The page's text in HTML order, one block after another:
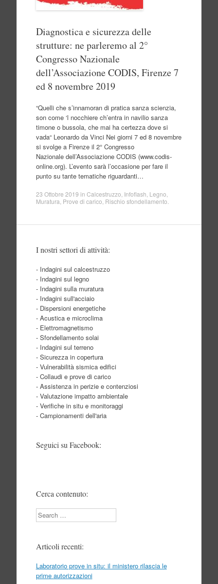
Diagnostica e sicurezza delle
strutture: ne parleremo al 2°
Congresso Nazionale
dell’Associazione CODIS, Firenze 7
ed 8 novembre 2019
“Quelli che s’innamoran di pratica sanza scienzia,
son come ‘l nocchiere ch’entra in navilio sanza
timone o bussola, che mai ha certezza dove si
vada“ Leonardo da Vinci Nei giorni 7 ed 8 novembre
si svolge a Firenze il 2° Congresso
Nazionale dell’Associazione CODIS (www.codis-
online.org). L’evento sarà l’occasione per fare il
punto su tante tematiche riguardanti…
23 Ottobre 2019 in Calcestruzzo Infoflash Legno
Muratura Prove di carico Rischio sfondellamento
I nostri settori di attività:
- Indagini sul calcestruzzo
- Indagini sul legno
- Indagini sulla muratura
- Indagini sull'acciaio
- Dispersioni energetiche
- Acustica e microclima
- Elettromagnetismo
- Sfondellamento solai
- Indagini sul terreno
- Sicurezza in copertura
- Vulnerabilità sismica edifici
- Collaudi e prove di carico
- Assistenza in perizie e contenziosi
- Valutazione impatto ambientale
- Verifiche in situ e monitoraggi
- Campionamenti dell'aria
Seguici su Facebook:
Cerca contenuto:
Search
Articoli recenti:
Laboratorio prove in situ: il ministero rilascia le
prime autorizzazioni